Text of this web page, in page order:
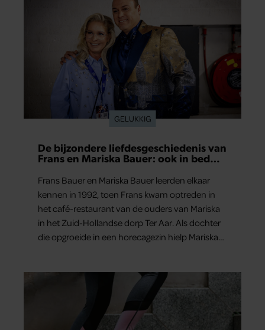
GELUKKIG
De bijzondere liefdesgeschiedenis van
Frans en Mariska Bauer: ook in bed
Frans Bauer en Mariska Bauer leerden elkaar
kennen in 1992, toen Frans kwam optreden in
het café-restaurant van de ouders van Mariska
in het Zuid-Hollandse dorp Ter Aar. Als dochter
die opgroeide in een horecagezin hielp Mariska